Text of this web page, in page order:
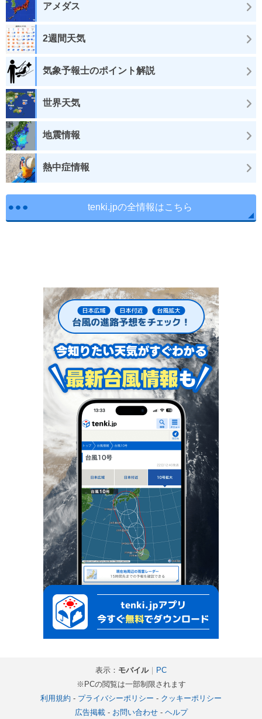
アメダス
2週間天気
気象予報士のポイント解説
世界天気
地震情報
熱中症情報
tenki.jpの全情報はこちら
表示： モバイル｜ PC
※PCの閲覧は一部制限されます
利用規約 - プライバシーポリシー - クッキーポリシー
広告掲載- お問い合わせ- ヘルプ